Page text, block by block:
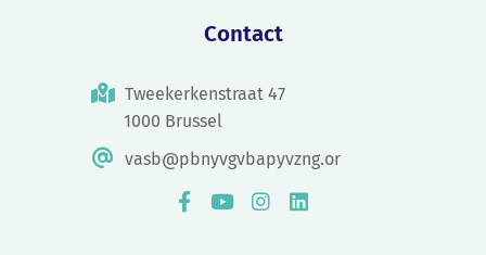
Contact
Tweekerkenstraat 47
1000 Brussel
vasb@pbnyvgvbapyvzng.or